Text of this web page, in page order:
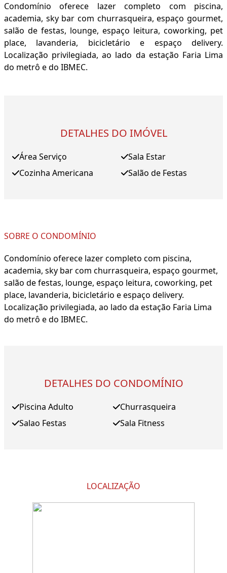
Condomínio oferece lazer completo com piscina,
academia, sky bar com churrasqueira, espaço gourmet,
salão de festas, lounge, espaço leitura, coworking, pet
place, lavanderia, bicicletário e espaço delivery.
Localização privilegiada, ao lado da estação Faria Lima
do metrô e do IBMEC.
DETALHES DO IMÓVEL
Área Serviço
Cozinha Americana
Sala Estar
Salão de Festas
SOBRE O CONDOMÍNIO
Condomínio oferece lazer completo com piscina,
academia, sky bar com churrasqueira, espaço gourmet,
salão de festas, lounge, espaço leitura, coworking, pet
place, lavanderia, bicicletário e espaço delivery.
Localização privilegiada, ao lado da estação Faria Lima
do metrô e do IBMEC.
DETALHES DO CONDOMÍNIO
Piscina Adulto
Salao Festas
Churrasqueira
Sala Fitness
LOCALIZAÇÃO